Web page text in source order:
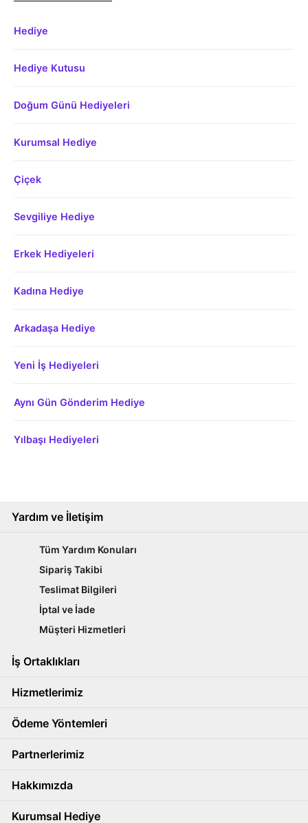
Hediye
Hediye Kutusu
Doğum Günü Hediyeleri
Kurumsal Hediye
Çiçek
Sevgiliye Hediye
Erkek Hediyeleri
Kadına Hediye
Arkadaşa Hediye
Yeni İş Hediyeleri
Aynı Gün Gönderim Hediye
Yılbaşı Hediyeleri
Yardım ve İletişim
Tüm Yardım Konuları
Sipariş Takibi
Teslimat Bilgileri
İptal ve İade
Müşteri Hizmetleri
İş Ortaklıkları
Hizmetlerimiz
Ödeme Yöntemleri
Partnerlerimiz
Hakkımızda
Kurumsal Hediye